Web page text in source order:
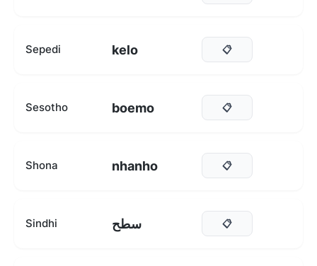
Sepedi kelo 📋
Sesotho boemo 📋
Shona nhanho 📋
Sindhi سطح 📋